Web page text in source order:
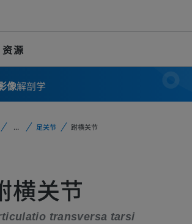
资源
像解剖学
... 足关节 跗横关节
横关节
transversa tarsi